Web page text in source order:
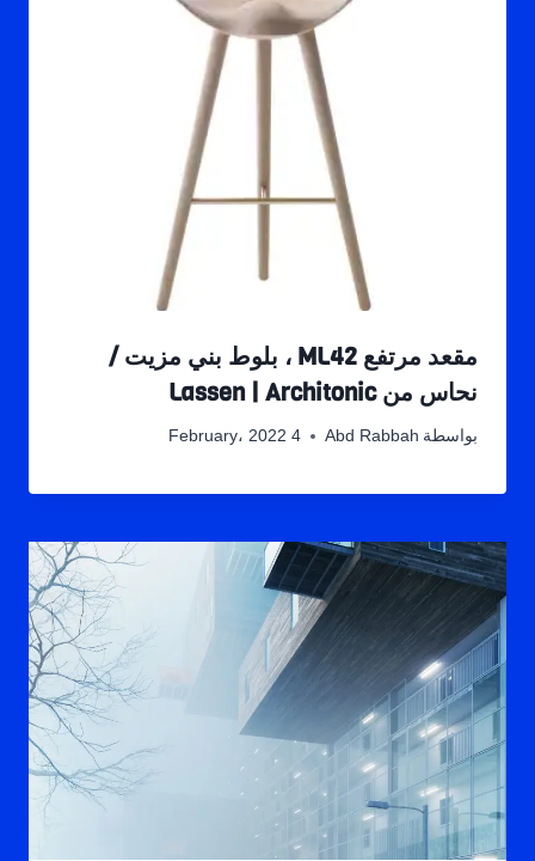
مقعد مرتفع ML42 ، بلوط بني مزيت /
نحاس من Lassen | Architonic
بواسطة Abd Rabbah 4 February، 2022